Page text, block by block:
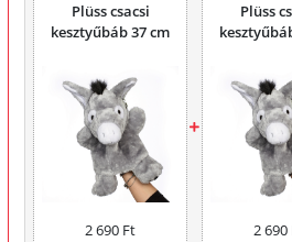
Plüss csacsi
kesztyűbáb 37 cm
2 690 Ft
Plüss
2 690